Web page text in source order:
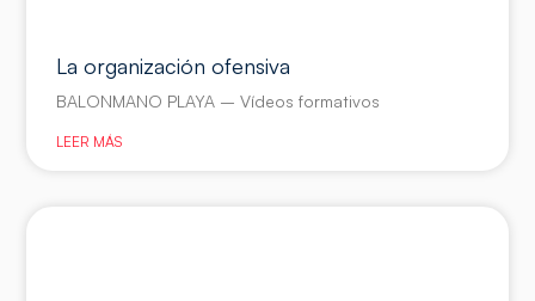
La organización ofensiva
BALONMANO PLAYA – Vídeos formativos
LEER MÁS